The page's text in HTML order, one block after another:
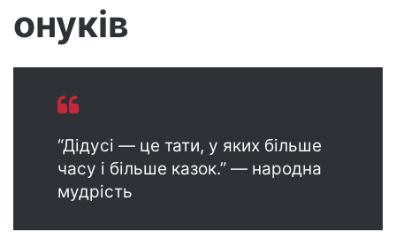
онуків
“Дідусі — це тати, у яких більше
часу і більше казок.” — народна
мудрість